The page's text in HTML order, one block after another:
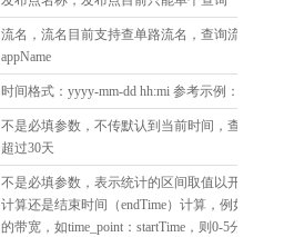
流名，流名目前支持查单路流名，查询流名时必
appName
时间格式：yyyy-mm-dd hh:mi 参考示例：2016-
不是必填参数，不传默认到当前时间，查询的
超过30天
不是必填参数，表示统计的区间取值以开始时间
计算还是结束时间（endTime）计算，例如统计
的带宽，如time_point：startTime，则0-5分钟的